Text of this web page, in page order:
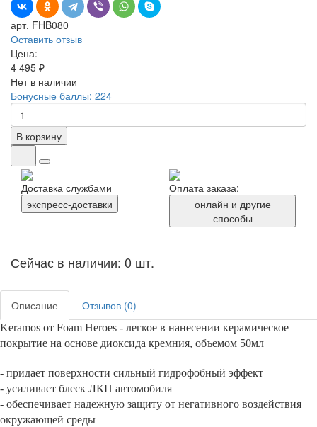
арт. FHB080
Оставить отзыв
Цена:
4 495 ₽
Нет в наличии
Бонусные баллы: 224
В корзину
Доставка службами
экспресс-доставки
Оплата заказа:
онлайн и другие
способы
Сейчас в наличии: 0 шт.
Описание Отзывов (0)
Keramos от Foam Heroes - легкое в нанесении керамическое
покрытие на основе диоксида кремния, объемом 50мл
- придает поверхности сильный гидрофобный эффект
- усиливает блеск ЛКП автомобиля
- обеспечивает надежную защиту от негативного воздействия
окружающей среды